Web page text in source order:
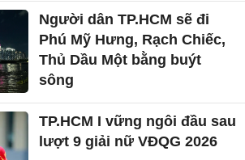
Người dân TP.HCM sẽ đi
Phú Mỹ Hưng, Rạch Chiếc,
Thủ Dầu Một bằng buýt
sông
TP.HCM I vững ngôi đầu sau
lượt 9 giải nữ VĐQG 2026